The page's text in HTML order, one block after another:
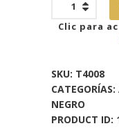
Breakfast
cantidad
Clic para
SKU: T4008
CATEGORÍAS:
NEGRO
PRODUCT ID: